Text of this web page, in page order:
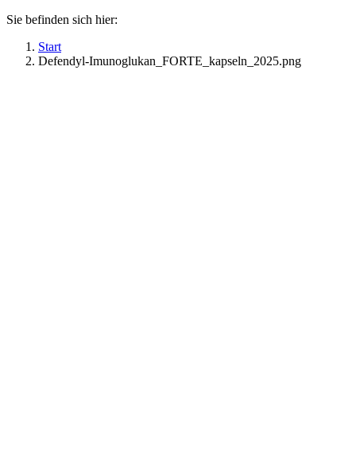
Sie befinden sich hier:
Start
Defendyl-Imunoglukan_FORTE_kapseln_2025.png